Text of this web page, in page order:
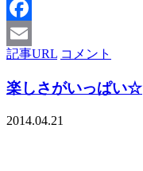
X
Facebook
Email
記事URL コメント
楽しさがいっぱい☆
2014.04.21